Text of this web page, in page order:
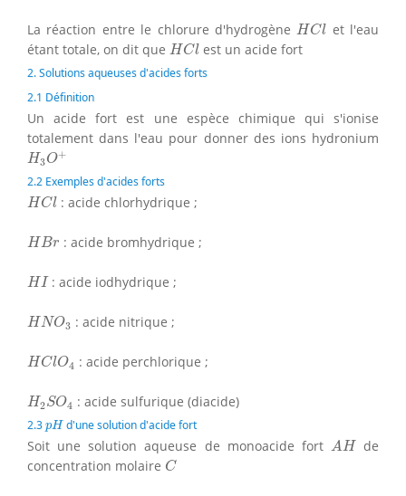
La réaction entre le chlorure d'hydrogèneHCl
HCl
et l'eau
étant totale, on dit que HCl
HCl est un acide fort
2. Solutions aqueuses d'acides forts
2.1 Définition
Un acide fort est une espèce chimique qui s'ionise
totalement dans l'eau pour donner des ions hydronium
H3O+
H3O+
2.2 Exemples d'acides forts
HCl
HCl : acide chlorhydrique ;
HBr
HBr : acide bromhydrique ;
HI
HI : acide iodhydrique ;
HNO3
HNO3 : acide nitrique ;
HClO4
HClO4 : acide perchlorique ;
H2SO4
H2 SO : acide sulfurique (diacide)
2.3 pH
pHd'une solution d'acide fort
Soit une solution aqueuse de monoacide fort AH
A H de
concentration molaire C
C